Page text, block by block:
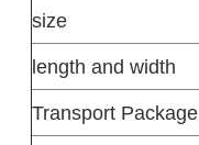
size
length and width
Transport Package